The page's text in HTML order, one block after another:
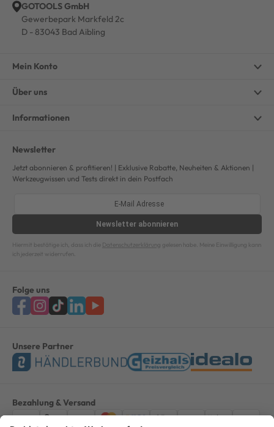
GOTOOLS GmbH
Gewerbepark Markfeld 2c
D - 83043 Bad Aibling
Mein Konto
Über uns
Informationen
Newsletter
Jetzt abonnieren & profitieren! | Exklusive Rabatte, Neuheiten & Aktionen |
Werkzeugwissen und Tests direkt in dein Postfach
Newsletter abonnieren
Hiermit bestätige ich, dass ich die Datenschutzerklärung gelesen habe. Meine Einwilligung kann
ich jederzeit widerrufen.
Folge uns
Unsere Partner
Bezahlung & Versand